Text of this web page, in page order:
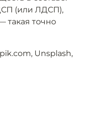
(или ЛДСП),
такая точно
Unsplash,